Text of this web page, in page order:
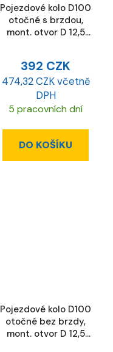
Pojezdové kolo D100
otočné s brzdou,
mont. otvor D 12,5
392 CZK
474,32 CZK včetně
DPH
5 pracovních dní
DO KOŠÍKU
Pojezdové kolo D100
otočné bez brzdy,
mont. otvor D 12,5